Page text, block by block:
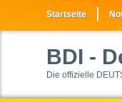
Startseite
BDI -
Die offizielle